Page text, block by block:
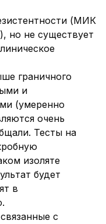
(МИК
но не существует
граничного
и
(умеренно
очень
Тесты на
изоляте
будет
в
с